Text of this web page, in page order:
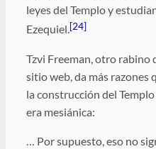
leyes del Templo y
Ezequiel.[24]
Tzvi Freeman, otro rabino
sitio web, da más razones
la construcción del
era mesiánica:
… Por supuesto, eso no